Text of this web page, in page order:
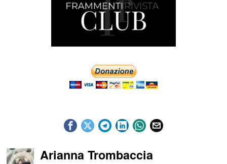
Arianna Trombaccia